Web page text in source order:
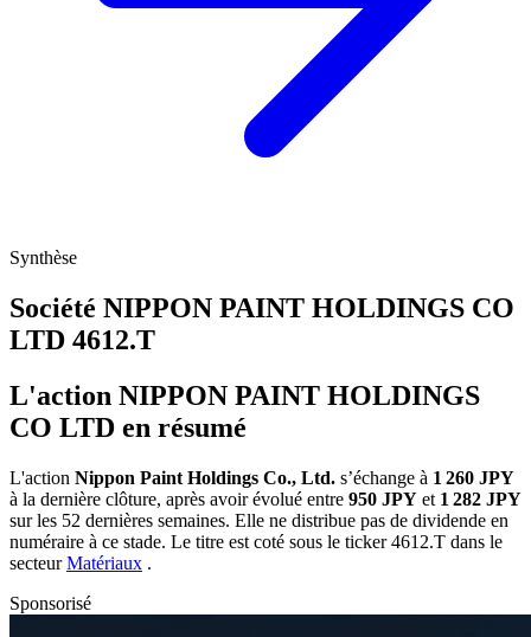
Synthèse
Société NIPPON PAINT HOLDINGS CO
LTD 4612.T
L'action NIPPON PAINT HOLDINGS
CO LTD en résumé
L'action Nippon Paint Holdings Co., Ltd. s’échange à 1 260 JPY
à la dernière clôture, après avoir évolué entre 950 JPY et 1 282 JPY
sur les 52 dernières semaines. Elle ne distribue pas de dividende en
numéraire à ce stade. Le titre est coté sous le ticker4612.T dans le
secteurMatériaux .
Sponsorisé